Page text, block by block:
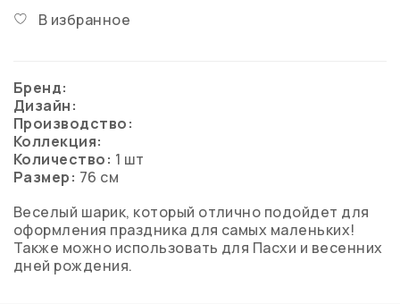
В избранное
Бренд:
Дизайн:
Производство:
Коллекция:
Количество: 1 шт
Размер: 76 см
Веселый шарик, который отлично подойдет для
оформления праздника для самых маленьких!
Также можно использовать для Пасхи и весенних
дней рождения.